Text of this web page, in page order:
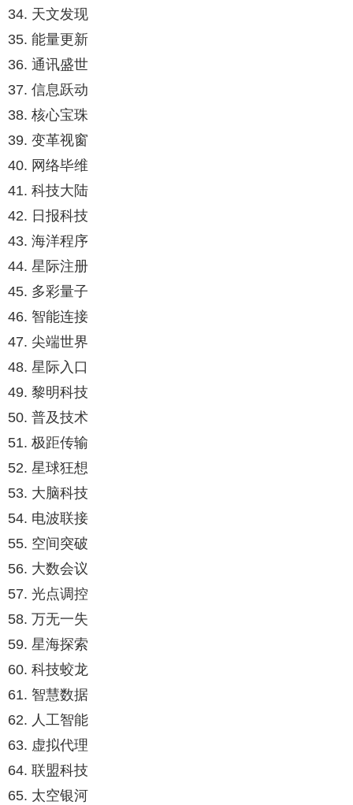
34. 天文发现
35. 能量更新
36. 通讯盛世
37. 信息跃动
38. 核心宝珠
39. 变革视窗
40. 网络毕维
41. 科技大陆
42. 日报科技
43. 海洋程序
44. 星际注册
45. 多彩量子
46. 智能连接
47. 尖端世界
48. 星际入口
49. 黎明科技
50. 普及技术
51. 极距传输
52. 星球狂想
53. 大脑科技
54. 电波联接
55. 空间突破
56. 大数会议
57. 光点调控
58. 万无一失
59. 星海探索
60. 科技蛟龙
61. 智慧数据
62. 人工智能
63. 虚拟代理
64. 联盟科技
65. 太空银河